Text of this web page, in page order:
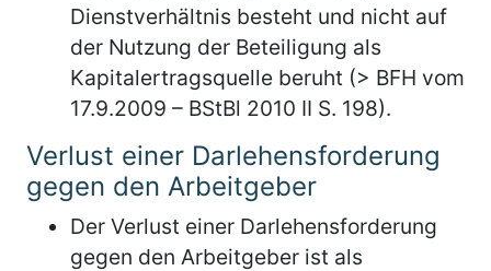
Dienstverhältnis besteht und nicht auf
der Nutzung der Beteiligung als
Kapitalertragsquelle beruht (> BFH vom
17.9.2009 – BStBl 2010 II S. 198).
Verlust einer Darlehensforderung
gegen den Arbeitgeber
Der Verlust einer Darlehensforderung
gegen den Arbeitgeber ist als